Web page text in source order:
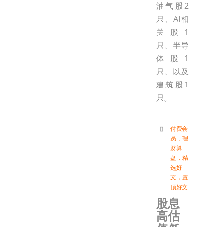
油气股2
只、AI相
关股1
只、半导
体股1
只、以及
建筑股1
只。
付费会
员 ， 理
财算
盘 ， 精
选好
文 ， 置
顶好文
股息
高估